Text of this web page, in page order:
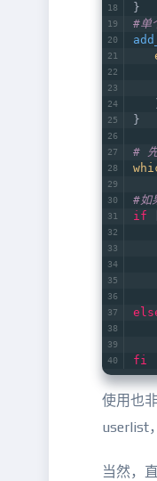
}
#单
}
#
#如
if
fi
使用也
userlist
当然，